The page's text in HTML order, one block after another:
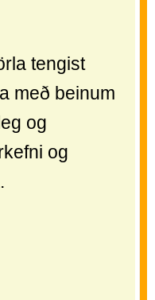
tengist
með beinum
og
og